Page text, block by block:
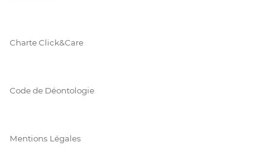
Charte Click&Care
Code de Déontologie
Mentions Légales